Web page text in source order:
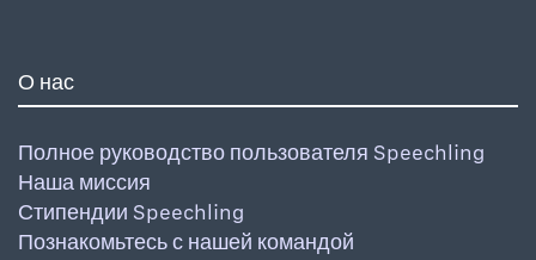
О нас
Полное руководство пользователя Speechling
Наша миссия
Стипендии Speechling
Познакомьтесь с нашей командой